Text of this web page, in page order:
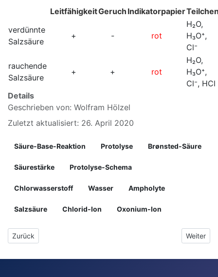
LeitfähigkeitGeruch Indikatorpapier
verdünnte
Salzsäure
+ - rot
H₂O,
H₃O⁺,
Cl⁻
rauchende
Salzsäure
+ + rot
H₂O,
H₃O⁺,
Cl⁻, HCl
Details
Geschrieben von: Wolfram Hölzel
Zuletzt aktualisiert: 26. April 2020
Säure-Base-Reaktion Protolyse Brønsted-Säure
Säurestärke Protolyse-Schema
Chlorwasserstoff Wasser Ampholyte
Salzsäure Chlorid-Ion Oxonium-Ion
Vorheriger Beitrag: 5 Stärke von Säuren und Basen
Zurück Nächster
Weiter